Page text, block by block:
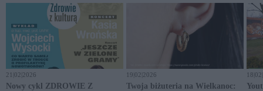
21|02|2026
Nowy cykl ZDROWIE Z
19|02|2026
Twoja biżuteria na Wielkanoc: